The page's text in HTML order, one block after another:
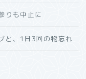
りも中止に
と、1日3回の物忘れ